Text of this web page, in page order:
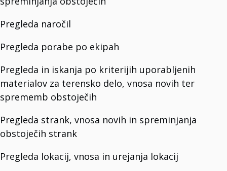
T3 One Space
T3 Inventory
Hitre, prilagodljive in stroškovno učinkovite rešitve portala.
Smart Industry
Vaš partner za upravljanje Industrijo 4.0 in 5.0.
Smart City
Izboljšuje vsakodnevno življenje z inovativno tehnologijo.
Smart Campus
Smart Horeca
Upravljajte Horeca objekti.
Smart Agro
Pregleda naročil
Pregleda porabe po ekipah
Pregleda in iskanja po kriterijih uporabljenih
materialov za terensko delo, vnosa novih ter
sprememb obstoječih
Pregleda strank, vnosa novih in spreminjanja
obstoječih strank
Pregleda lokacij, vnosa in urejanja lokacij